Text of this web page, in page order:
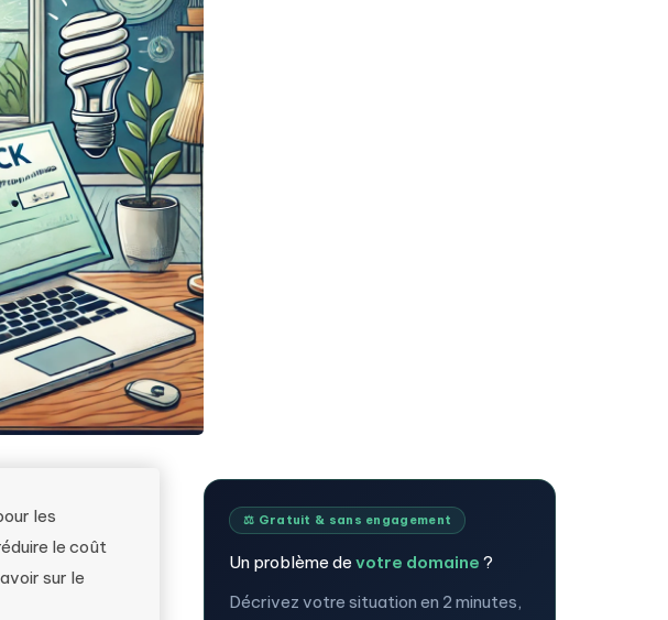
les
le coût
sur le
⚖️ Gratuit & sans engagement
Un problème de votre domaine ?
Décrivez votre situation en 2 minutes,